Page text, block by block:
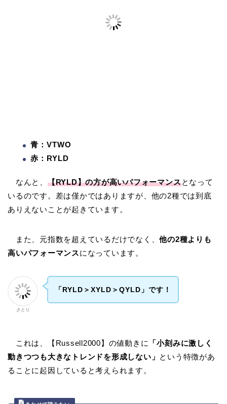
青：VTWO
赤：RYLD
なんと、 【RYLD】の方が高いパフォーマンスとなって
いるのです。差は僅かではありますが、他の2種では到底
ありえないことが起きています。
また、元指数を超えているだけでなく、他の2種よりも
高いパフォーマンスになっています。
さとり
「RYLD＞XYLD＞QYLD」です！
これは、【Russell2000】の値動きに
「小刻みに激しく
動きつつも大きなトレンドを形成しない」 という特徴があ
ることに起因していると考えられます。